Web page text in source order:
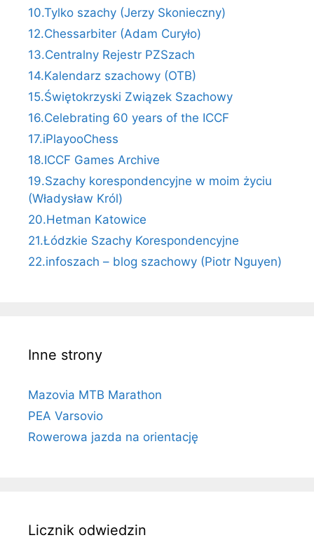
10.Tylko szachy (Jerzy Skonieczny)
12.Chessarbiter (Adam Curyło)
13.Centralny Rejestr PZSzach
14.Kalendarz szachowy (OTB)
15.Świętokrzyski Związek Szachowy
16.Celebrating 60 years of the ICCF
17.iPlayooChess
18.ICCF Games Archive
19.Szachy korespondencyjne w moim życiu
(Władysław Król)
20.Hetman Katowice
21.Łódzkie Szachy Korespondencyjne
22.infoszach – blog szachowy (Piotr Nguyen)
Inne strony
Mazovia MTB Marathon
PEA Varsovio
Rowerowa jazda na orientację
Licznik odwiedzin